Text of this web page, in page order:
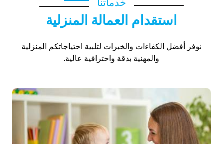
استقدام العمالة المنزلية
نوفر أفضل الكفاءات والخبرات لتلبية احتياجاتكم المنزلية
والمهنية بدقة واحترافية عالية.